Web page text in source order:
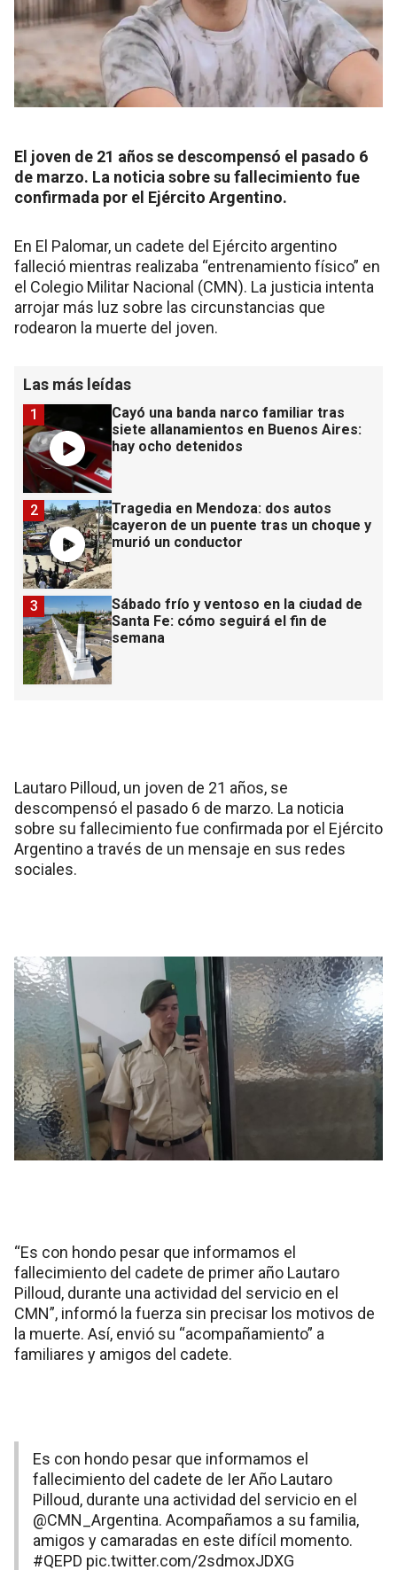
El joven de 21 años se descompensó el pasado 6
de marzo. La noticia sobre su fallecimiento fue
confirmada por el Ejército Argentino.
En El Palomar, un cadete del Ejército argentino
falleció mientras realizaba “entrenamiento físico” en
el Colegio Militar Nacional (CMN). La justicia intenta
arrojar más luz sobre las circunstancias que
rodearon la muerte del joven.
Las más leídas
Cayó una banda narco familiar tras
siete allanamientos en Buenos Aires:
hay ocho detenidos
1
Tragedia en Mendoza: dos autos
cayeron de un puente tras un choque y
murió un conductor
2
Sábado frío y ventoso en la ciudad de
Santa Fe: cómo seguirá el fin de
semana
3
Lautaro Pilloud, un joven de 21 años, se
descompensó el pasado 6 de marzo. La noticia
sobre su fallecimiento fue confirmada por el Ejército
Argentino a través de un mensaje en sus redes
sociales.
“Es con hondo pesar que informamos el
fallecimiento del cadete de primer año Lautaro
Pilloud, durante una actividad del servicio en el
CMN”, informó la fuerza sin precisar los motivos de
la muerte. Así, envió su “acompañamiento” a
familiares y amigos del cadete.
Es con hondo pesar que informamos el
fallecimiento del cadete de Ier Año Lautaro
Pilloud, durante una actividad del servicio en el
@CMN_Argentina. Acompañamos a su familia,
amigos y camaradas en este difícil momento.
#QEPD pic.twitter.com/2sdmoxJDXG